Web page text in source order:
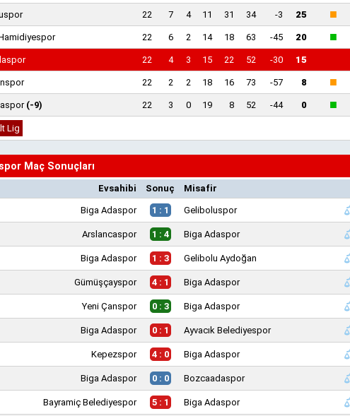
22 7 4 11 31 34 -3 25 ■
22 6 2 14 18 63 -45 20 ■
22 4 3 15 22 52 -30 15
22 2 2 18 16 73 -57 8 ■
(-9) 22 3 0 19 8 52 -44 0 ■
Lig
Maç Sonuçları
Evsahibi Sonuç Misafir
Biga Adaspor 1 : 1 Geliboluspor
Arslancaspor 1 : 4 Biga Adaspor
Biga Adaspor 1 : 3 Gelibolu Aydoğan
Gümüşçayspor 4 : 1 Biga Adaspor
Yeni Çanspor 0 : 3 Biga Adaspor
Biga Adaspor 0 : 1 Ayvacık Belediyespor
Kepezspor 4 : 0 Biga Adaspor
Biga Adaspor 0 : 0 Bozcaadaspor
Bayramiç Belediyespor 5 : 1 Biga Adaspor